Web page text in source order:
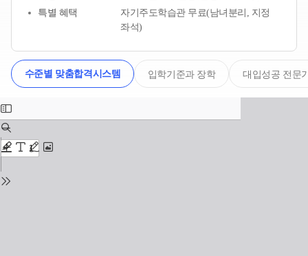
특별 혜택
자기주도학습관 무료(남녀분리, 지정
좌석)
수준별 맞춤합격시스템 입학기준과 장학 대입성공 전문